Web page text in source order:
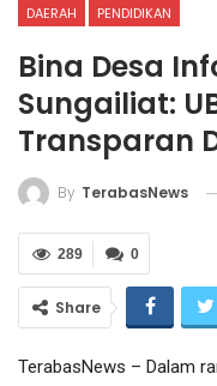
DAERAH PENDIDIKAN
Bina Desa
Sungailiat:
Transparan
By TerabasNews
0
289
Share
TerabasNews – Dalam